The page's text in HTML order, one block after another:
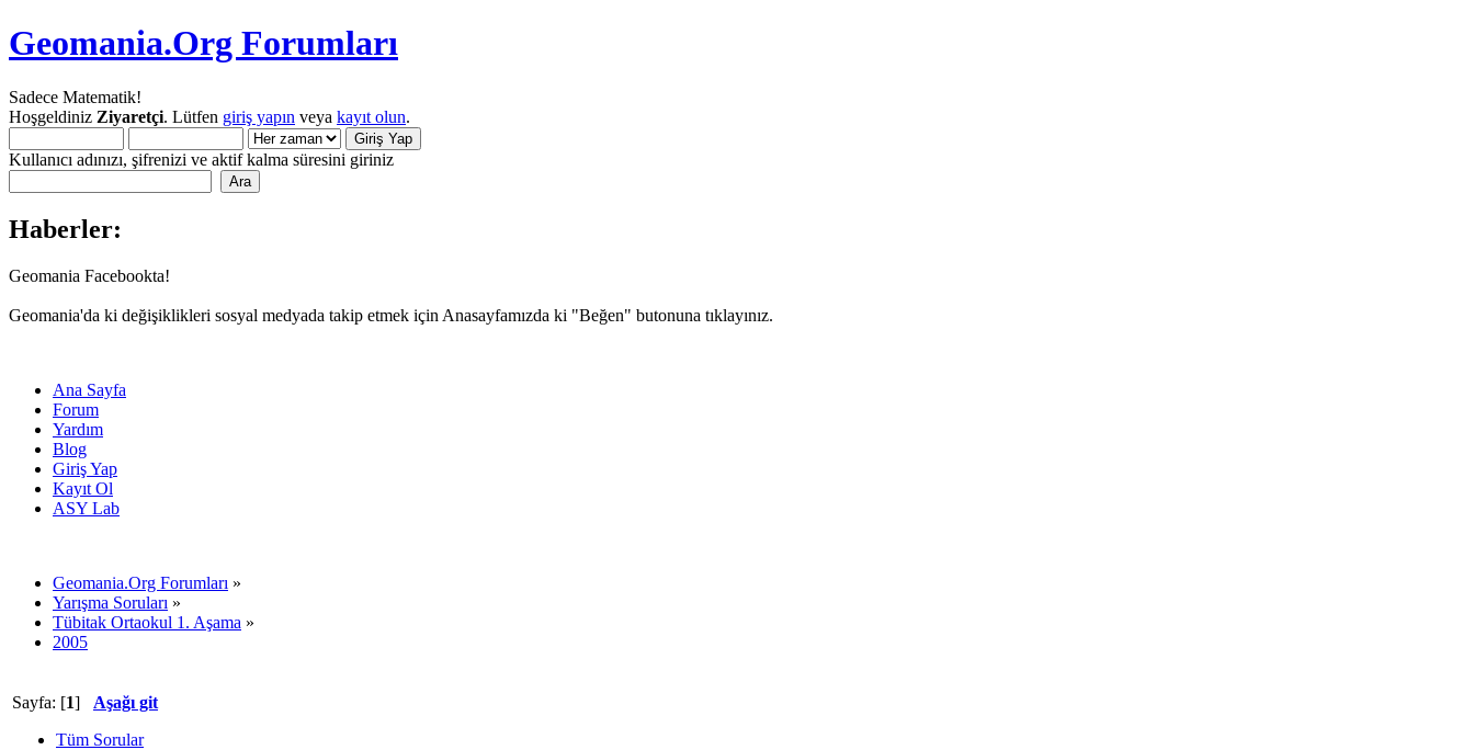
Geomania.Org Forumları
Sadece Matematik!
Hoşgeldiniz Ziyaretçi. Lütfen giriş yapın veya kayıt olun.
Kullanıcı adınızı, şifrenizi ve aktif kalma süresini giriniz
Haberler:
Geomania Facebookta!
Geomania'da ki değişiklikleri sosyal medyada takip etmek için Anasayfamızda ki "Beğen" butonuna tıklayınız.
Ana Sayfa
Forum
Yardım
Blog
Giriş Yap
Kayıt Ol
ASY Lab
Geomania.Org Forumları »
Yarışma Soruları »
Tübitak Ortaokul 1. Aşama »
2005
Sayfa: [1] Aşağı git
Tüm Sorular